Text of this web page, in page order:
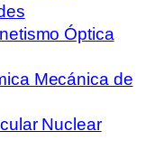
Óptica
Mecánica de
Nuclear